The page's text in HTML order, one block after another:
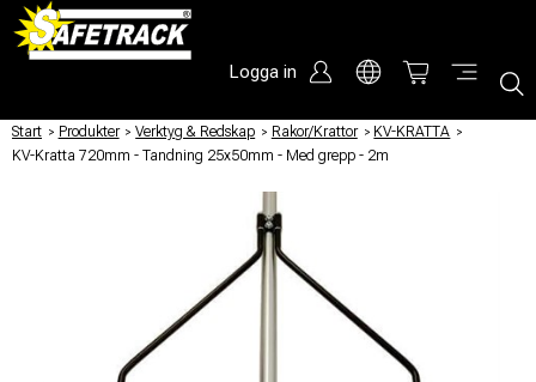
Logga in
Start / Produkter / Verktyg & Redskap / Rakor/Krattor / KV-KRATTA /
KV-Kratta 720mm - Tandning 25x50mm - Med grepp - 2m